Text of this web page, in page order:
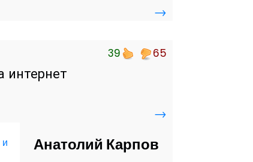
→
39 65
интернет
→
Анатолий Карпов